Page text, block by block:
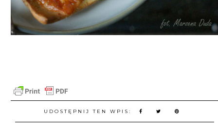
UDOSTĘPNIJ TEN WPIS: